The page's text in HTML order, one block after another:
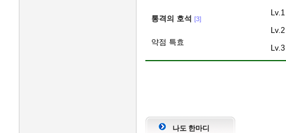
통격의 호석 [3]
약점 특효
Lv.1
Lv.2
Lv.3
나도 한마디